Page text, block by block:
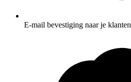
E-mail bevestiging naar je klanten